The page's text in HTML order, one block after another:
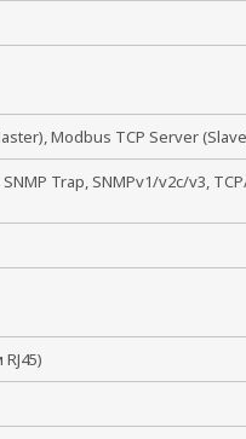
Modbus TCP Server
Trap, SNMPv1/v2c/v3,
RJ45)